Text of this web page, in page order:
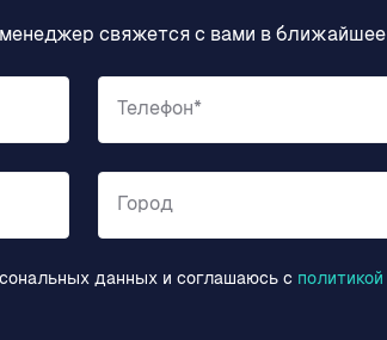
свяжется с вами в
Телефон*
Город
данных и соглашаюсь c политикой